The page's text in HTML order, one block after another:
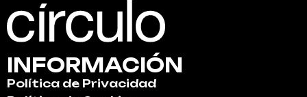
INFORMACIÓN
Política de Privacidad